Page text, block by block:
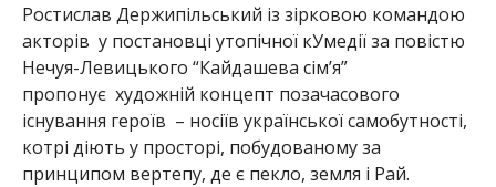
Ростислав Держипільський із зірковою командою
акторів у постановці утопічної кУмедії за повістю
Нечуя-Левицького “Кайдашева сім’я”
пропонує художній концепт позачасового
існування героїв – носіїв української самобутності,
котрі діють у просторі, побудованому за
принципом вертепу, де є пекло, земля і Рай.